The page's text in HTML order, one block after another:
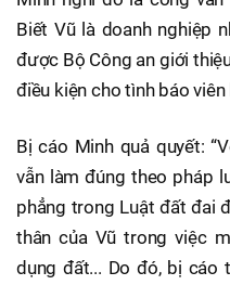
Biết Vũ là doanh nghiệp
được Bộ Công an giới
điều kiện cho tình báo
Bị cáo Minh quả quyết:
vẫn làm đúng theo pháp
phẳng trong Luật đất đai
thân của Vũ trong việc
dụng đất... Do đó, bị cáo